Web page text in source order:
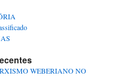
WEBERIANO NO